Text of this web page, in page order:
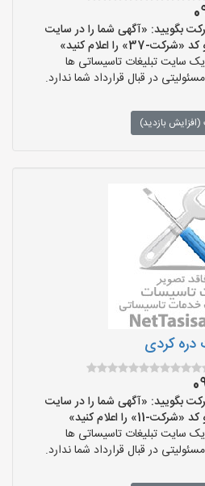
بگویید: «آگهی شما را در سایت
را اعلام کنید»
سایت تبلیغات تاسیساتی ها
در قبال قرارداد شما ندارد.
بازدید)
دره کردی
بگویید: «آگهی شما را در سایت
را اعلام کنید»
سایت تبلیغات تاسیساتی ها
در قبال قرارداد شما ندارد.